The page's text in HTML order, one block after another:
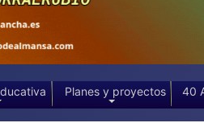
Planes y proyectos 40